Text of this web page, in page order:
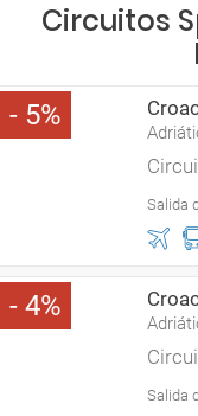
Circuitos
5
Salida
4
Salida